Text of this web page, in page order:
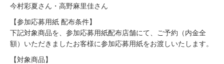
今村彩夏さん・高野麻里佳さん
【参加応募用紙 配布条件】
下記対象商品を、参加応募用紙配布店舗にて、ご予約（内金全
額）いただきましたお客様に参加応募用紙をお渡しいたします。
【対象商品】